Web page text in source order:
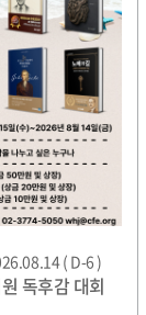
( D-6 )
독후감 대회